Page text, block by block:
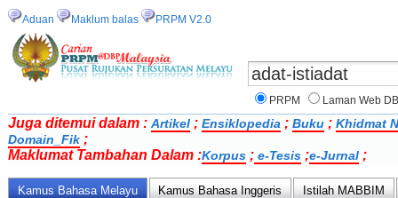
Aduan Maklum balas PRPM V2.0
PRPM Laman Web
Juga ditemui dalam : Artikel ; Ensiklopedia ; Buku ; Khidmat
Domain_Fik ;
Maklumat Tambahan Dalam :Korpus ; e-Tesis ;e-Jurnal ;
Kamus Bahasa Melayu Kamus Bahasa Inggeris
Istilah MABBIM